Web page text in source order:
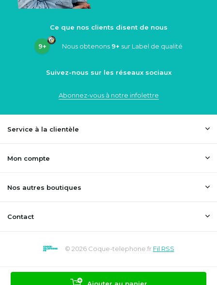
Ce que nos clients disent de nous
9+ Nous obtenons 9+ sur Label de qualité
Suivez-nous sur les réseaux sociaux
Abonnez-vous à notre infolettre
Service à la clientèle
Mon compte
Nos autres boutiques
Contact
© 2026 Coque-telephone.fr Fil RSS